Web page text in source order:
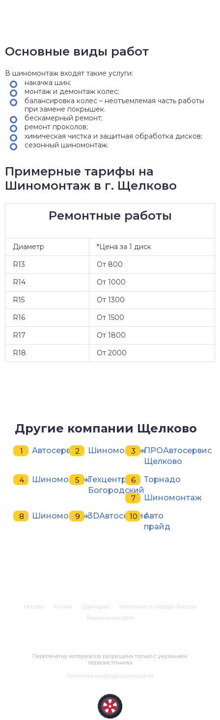
Основные виды работ
В шиномонтаж входят такие услуги:
накачка шин;
монтаж и демонтаж колес;
балансировка колес – неотъемлемая часть работы
при замене покрышек.
бескамерный ремонт;
ремонт проколов;
химическая чистка и защитная обработка дисков;
сезонный шиномонтаж.
Примерные тарифы на
Шиномонтаж в г. Щелково
Ремонтные работы
Диаметр
*Цена за 1 диск
R13
От 800
R14
От 1000
R15
От 1300
R16
От 1500
R17
От 1800
R18
От 2000
Другие компании Щелково
Автосервис ШиномонтажПРОАвтосервис
Щелково
ШиномонтажТехцентр
Богородский
Торнадо
Шиномонтаж
Шиномонтаж3DАвтосервисАвто
прайд
Москва Химки Одинцово
Компании в городах России
Реклама на сайте
Перепечатка материалов разрешена только с указанием
первоисточника
Политика конфиденциальности